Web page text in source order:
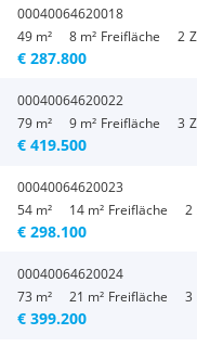
00040064620018
49 m²
8 m² Freifläche
€ 287.800
2
00040064620022
79 m²
9 m² Freifläche
€ 419.500
3
00040064620023
54 m²
14 m² Freifläche
€ 298.100
2
00040064620024
73 m²
21 m² Freifläche
€ 399.200
3